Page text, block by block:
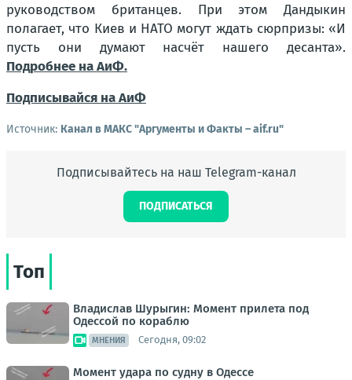
руководством британцев. При этом Дандыкин
полагает, что Киев и НАТО могут ждать сюрпризы: «И
пусть они думают насчёт нашего десанта».
Подробнее на АиФ.
Подписывайся на АиФ
Источник: Канал в МАКС "Аргументы и Факты – aif.ru"
Подписывайтесь на наш Telegram-канал
ПОДПИСАТЬСЯ
Топ
Владислав Шурыгин: Момент прилета под
Одессой по кораблю
МНЕНИЯ Сегодня, 09:02
Момент удара по судну в Одессе